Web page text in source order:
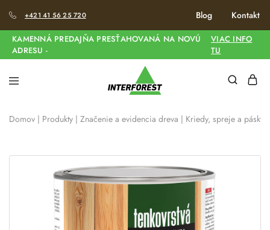
+421 41 56 25 720 Blog Kontakt
KAMENNÁ PREDAJŇA PRESŤAHOVANÁ NA NOVÚ
ADRESU -
VIAC INFO
TU
Domov | Produkty | Značenie a evidencia dreva | Kriedy, spreje a pásky